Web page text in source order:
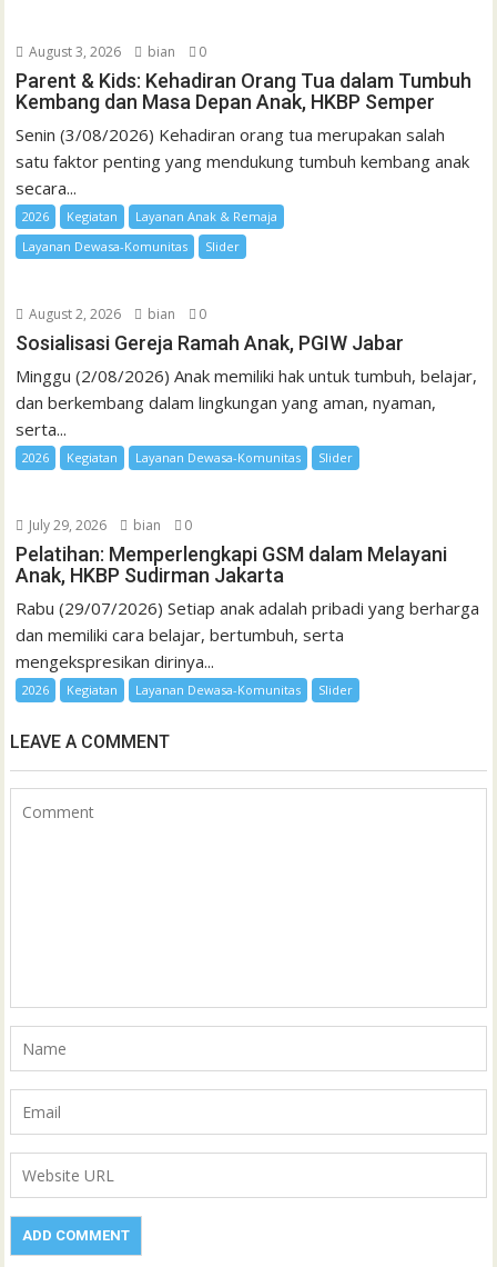
August 3, 2026 bian 0
Parent & Kids: Kehadiran Orang Tua dalam Tumbuh
Kembang dan Masa Depan Anak, HKBP Semper
Senin (3/08/2026) Kehadiran orang tua merupakan salah
satu faktor penting yang mendukung tumbuh kembang anak
secara...
2026 Kegiatan
Layanan Anak & Remaja
Layanan Dewasa-Komunitas
Slider
August 2, 2026 bian 0
Sosialisasi Gereja Ramah Anak, PGIW Jabar
Minggu (2/08/2026) Anak memiliki hak untuk tumbuh, belajar,
dan berkembang dalam lingkungan yang aman, nyaman,
serta...
2026 Kegiatan Layanan Dewasa-Komunitas Slider
July 29, 2026 bian 0
Pelatihan: Memperlengkapi GSM dalam Melayani
Anak, HKBP Sudirman Jakarta
Rabu (29/07/2026) Setiap anak adalah pribadi yang berharga
dan memiliki cara belajar, bertumbuh, serta
mengekspresikan dirinya...
2026 Kegiatan Layanan Dewasa-Komunitas Slider
LEAVE A COMMENT